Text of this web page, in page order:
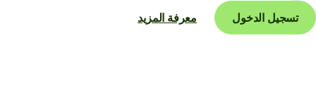
تسجيل الدخول
معرفة المزيد